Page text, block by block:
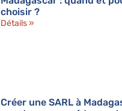
choisir ?
Détails »
Créer une SARL à